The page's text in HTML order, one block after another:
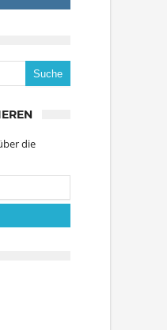
die